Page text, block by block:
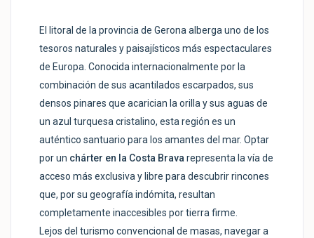
El litoral de la provincia de Gerona alberga uno de los
tesoros naturales y paisajísticos más espectaculares
de Europa. Conocida internacionalmente por la
combinación de sus acantilados escarpados, sus
densos pinares que acarician la orilla y sus aguas de
un azul turquesa cristalino, esta región es un
auténtico santuario para los amantes del mar. Optar
por un chárter en la Costa Brava representa la vía de
acceso más exclusiva y libre para descubrir rincones
que, por su geografía indómita, resultan
completamente inaccesibles por tierra firme.
Lejos del turismo convencional de masas, navegar a